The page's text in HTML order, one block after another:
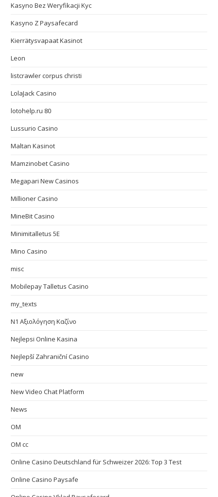
Kasyno Bez Weryfikacji Kyc
Kasyno Z Paysafecard
Kierrätysvapaat Kasinot
Leon
listcrawler corpus christi
LolaJack Casino
lotohelp.ru 80
Lussurio Casino
Maltan Kasinot
Mamzinobet Casino
Megapari New Casinos
Millioner Casino
MineBit Casino
Minimitalletus 5E
Mino Casino
misc
Mobilepay Talletus Casino
my_texts
N1 Αξιολόγηση Καζίνο
Nejlepsi Online Kasina
Nejlepší Zahraniční Casino
new
New Video Chat Platform
News
OM
OM cc
Online Casino Deutschland für Schweizer 2026: Top 3 Test
Online Casino Paysafe